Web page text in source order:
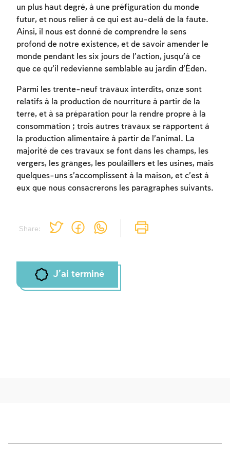
Share:
un plus haut degré, à une préfiguration du monde
futur, et nous relier à ce qui est au-delà de la faute.
Ainsi, il nous est donné de comprendre le sens
profond de notre existence, et de savoir amender le
monde pendant les six jours de l’action, jusqu’à ce
que ce qu’il redevienne semblable au jardin d’Éden.
Parmi les trente-neuf travaux interdits, onze sont
relatifs à la production de nourriture à partir de la
terre, et à sa préparation pour la rendre propre à la
consommation ; trois autres travaux se rapportent à
la production alimentaire à partir de l’animal. La
majorité de ces travaux se font dans les champs, les
vergers, les granges, les poulaillers et les usines, mais
quelques-uns s’accomplissent à la maison, et c’est à
eux que nous consacrerons les paragraphes suivants.
J'ai terminé
Inscription requise
Afin d'enregistrer ce que vous avez étudié,
vous devez vous connectez ou vous
inscrire.
Inscription Connexion